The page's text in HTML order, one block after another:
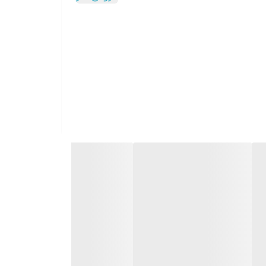
می باشد که جدیدترین و سریع ترین روش درمانی